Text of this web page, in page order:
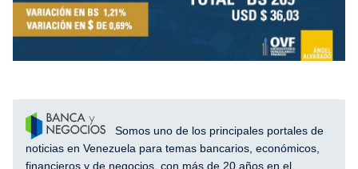
Somos uno de los principales portales de
noticias en Venezuela para temas bancarios, económicos,
financieros y de negocios, con más de 20 años en el